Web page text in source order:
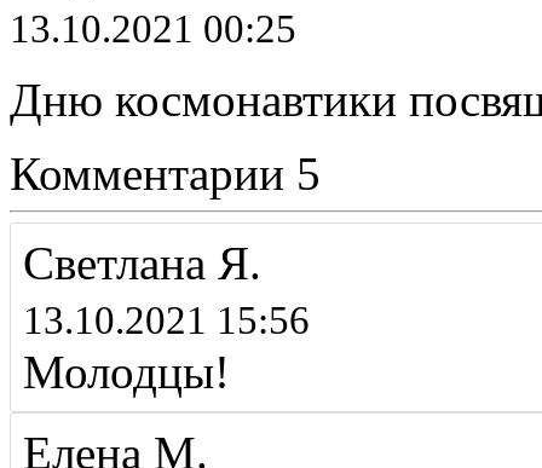
13.10.2021 00:25
Дню космонавтики
Комментарии 5
Светлана Я.
13.10.2021 15:56
Молодцы!
Елена М.